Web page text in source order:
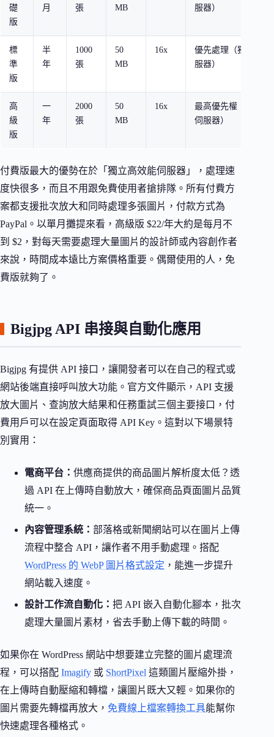
礎
版
月 張 MB 服器）
標
準
版
半
年
1000
張
50
MB
16x
優先處理（獨立伺
服器）
高
級
版
一
年
2000
張
50
MB
16x
最高優先權（獨立
伺服器）
付費版最大的優勢在於「獨立高效能伺服器」，處理速
度快很多，而且不用跟免費使用者搶排隊。所有付費方
案都支援批次放大和同時處理多張圖片，付款方式為
PayPal。以單月攤提來看，高級版 $22/年大約是每月不
到 $2，對每天需要處理大量圖片的設計師或內容創作者
來說，時間成本遠比方案價格重要。偶爾使用的人，免
費版就夠了。
Bigjpg API 串接與自動化應用
Bigjpg 有提供 API 接口，讓開發者可以在自己的程式或
網站後端直接呼叫放大功能。官方文件顯示，API 支援
放大圖片、查詢放大結果和任務重試三個主要接口，付
費用戶可以在設定頁面取得 API Key。這對以下場景特
別實用：
電商平台： 供應商提供的商品圖片解析度太低？透
過 API 在上傳時自動放大，確保商品頁面圖片品質
統一。
內容管理系統： 部落格或新聞網站可以在圖片上傳
流程中整合 API，讓作者不用手動處理。搭配
WordPress 的 WebP 圖片格式設定 ，能進一步提升
網站載入速度。
設計工作流自動化： 把 API 嵌入自動化腳本，批次
處理大量圖片素材，省去手動上傳下載的時間。
如果你在 WordPress 網站中想要建立完整的圖片處理流
程，可以搭配 Imagify 或 ShortPixel 這類圖片壓縮外掛，
在上傳時自動壓縮和轉檔，讓圖片既大又輕。如果你的
圖片需要先轉檔再放大， 免費線上檔案轉換工具能幫你
快速處理各種格式。